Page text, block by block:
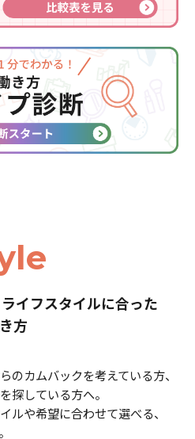
ライフスタイルに合った
方
のカムバックを考えている方、
探している方へ。
ルや希望に合わせて選べる、